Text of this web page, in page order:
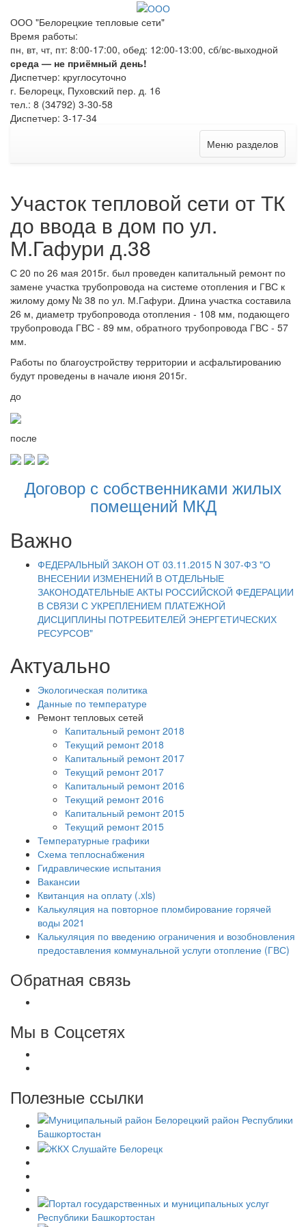
ООО "Белорецкие тепловые сети"
Время работы:
пн, вт, чт, пт: 8:00-17:00, обед: 12:00-13:00, сб/вс-выходной
среда — не приёмный день!
Диспетчер: круглосуточно
г. Белорецк, Пуховский пер. д. 16
тел.: 8 (34792) 3-30-58
Диспетчер: 3-17-34
Меню разделов
Участок тепловой сети от ТК
до ввода в дом по ул.
М.Гафури д.38
С 20 по 26 мая 2015г. был проведен капитальный ремонт по
замене участка трубопровода на системе отопления и ГВС к
жилому дому № 38 по ул. М.Гафури. Длина участка составила
26 м, диаметр трубопровода отопления - 108 мм, подающего
трубопровода ГВС - 89 мм, обратного трубопровода ГВС - 57
мм.
Работы по благоустройству территории и асфальтированию
будут проведены в начале июня 2015г.
до
после
Договор с собственниками жилых
помещений МКД
Важно
ФЕДЕРАЛЬНЫЙ ЗАКОН ОТ 03.11.2015 N 307-ФЗ "О
ВНЕСЕНИИ ИЗМЕНЕНИЙ В ОТДЕЛЬНЫЕ
ЗАКОНОДАТЕЛЬНЫЕ АКТЫ РОССИЙСКОЙ ФЕДЕРАЦИИ
В СВЯЗИ С УКРЕПЛЕНИЕМ ПЛАТЕЖНОЙ
ДИСЦИПЛИНЫ ПОТРЕБИТЕЛЕЙ ЭНЕРГЕТИЧЕСКИХ
РЕСУРСОВ"
Актуально
Экологическая политика
Данные по температуре
Ремонт тепловых сетей
Капитальный ремонт 2018
Текущий ремонт 2018
Капитальный ремонт 2017
Текущий ремонт 2017
Капитальный ремонт 2016
Текущий ремонт 2016
Капитальный ремонт 2015
Текущий ремонт 2015
Температурные графики
Схема теплоснабжения
Гидравлические испытания
Вакансии
Квитанция на оплату (.xls)
Калькуляция на повторное пломбирование горячей
воды 2021
Калькуляция по введению ограничения и возобновления
предоставления коммунальной услуги отопление (ГВС)
Обратная связь
Мы в Соцсетях
Полезные ссылки